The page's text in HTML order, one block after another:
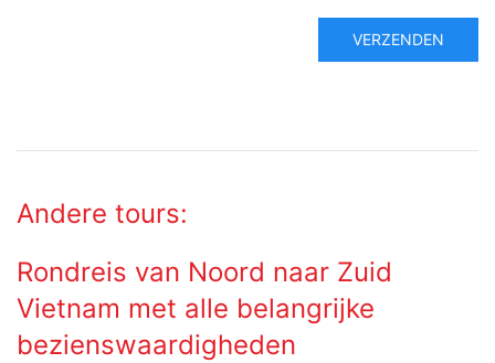
Andere tours:
Rondreis van Noord naar Zuid
Vietnam met alle belangrijke
bezienswaardigheden